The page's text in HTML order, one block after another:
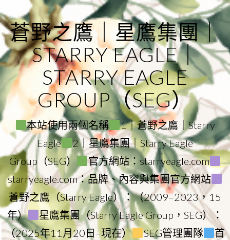
to
content
蒼野之鷹｜星鷹集團｜
STARRY EAGLE｜
STARRY EAGLE
GROUP（SEG）
本站使用兩個名稱
1｜蒼野之鷹｜Starry
Eagle
2｜星鷹集團｜Starry Eagle
Group（SEG）
官方網站：starryeagle.com
starryeagle.com：品牌、內容與集團官方網站
蒼野之鷹（Starry Eagle）：（2009–2023，15
年）
星鷹集團（Starry Eagle Group，SEG）：
（2025年11月20日–現在）
SEG管理團隊
首